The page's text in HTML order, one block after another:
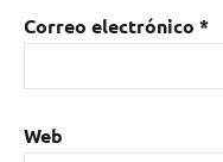
Correo electrónico *
Web